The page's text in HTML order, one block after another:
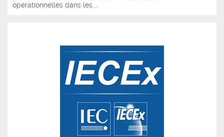
opérationnelles dans les...